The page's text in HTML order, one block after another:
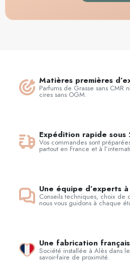
Matières premières
Parfums de Grasse sans CMR
cires sans OGM.
Expédition rapide
Vos commandes sont
partout en France et à
Une équipe d’experts
Conseils techniques, choix de
nous vous guidons à chaque
Une fabrication
Société installée à Alès dans
savoir-faire de proximité.